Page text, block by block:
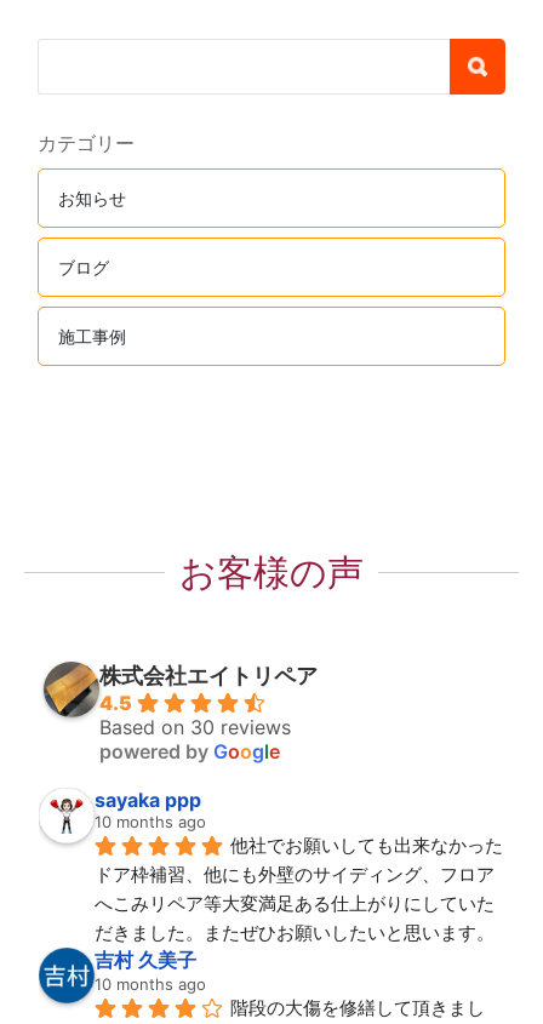
カテゴリー
お知らせ
ブログ
施工事例
お客様の声
株式会社エイトリペア
4.5
Based on 30 reviews
powered by Google
sayaka ppp
10 months ago
他社でお願いしても出来なかった
ドア枠補習、他にも外壁のサイディング、フロア
へこみリペア等大変満足ある仕上がりにしていた
だきました。またぜひお願いしたいと思います。
吉村 久美子
10 months ago
階段の大傷を修繕して頂きまし